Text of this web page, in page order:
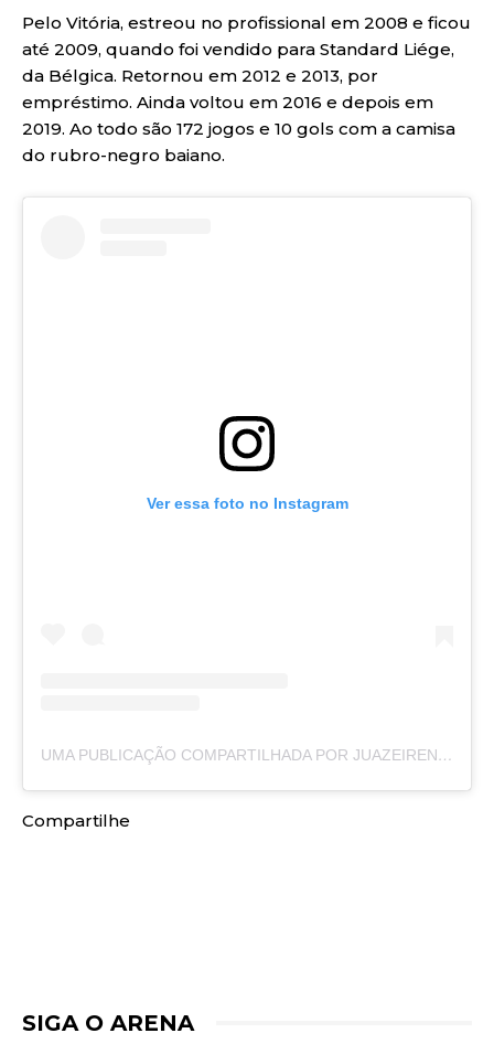
Pelo Vitória, estreou no profissional em 2008 e ficou
até 2009, quando foi vendido para Standard Liége,
da Bélgica. Retornou em 2012 e 2013, por
empréstimo. Ainda voltou em 2016 e depois em
2019. Ao todo são 172 jogos e 10 gols com a camisa
do rubro-negro baiano.
Ver essa foto no Instagram
UMA PUBLICAÇÃO COMPARTILHADA POR JUAZEIRENSE (@JUAZEIRENSEOFICIAL)
Compartilhe
SIGA O ARENA